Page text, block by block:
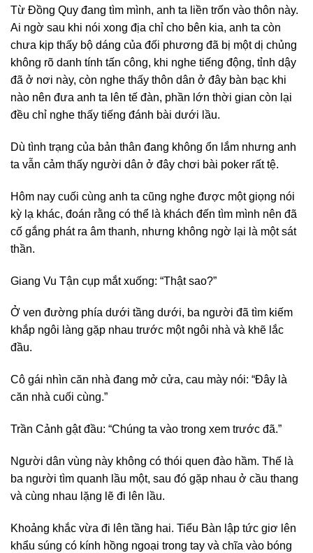
Từ Đồng Quy đang tìm mình, anh ta liền trốn vào thôn này.
Ai ngờ sau khi nói xong địa chỉ cho bên kia, anh ta còn
chưa kịp thấy bộ dáng của đối phương đã bị một dị chủng
không rõ danh tính tấn công, khi nghe tiếng động, tỉnh dậy
đã ở nơi này, còn nghe thấy thôn dân ở đây bàn bạc khi
nào nên đưa anh ta lên tế đàn, phần lớn thời gian còn lại
đều chỉ nghe thấy tiếng đánh bài dưới lầu.
Dù tình trạng của bản thân đang không ổn lắm nhưng anh
ta vẫn cảm thấy người dân ở đây chơi bài poker rất tệ.
Hôm nay cuối cùng anh ta cũng nghe được một giọng nói
kỳ lạ khác, đoán rằng có thể là khách đến tìm mình nên đã
cố gắng phát ra âm thanh, nhưng không ngờ lại là một sát
thần.
Giang Vu Tận cụp mắt xuống: “Thật sao?”
Ở ven đường phía dưới tầng dưới, ba người đã tìm kiếm
khắp ngôi làng gặp nhau trước một ngôi nhà và khẽ lắc
đầu.
Cô gái nhìn căn nhà đang mở cửa, cau mày nói: “Đây là
căn nhà cuối cùng.”
Trần Cảnh gật đầu: “Chúng ta vào trong xem trước đã.”
Người dân vùng này không có thói quen đào hầm. Thế là
ba người tìm quanh lầu một, sau đó gặp nhau ở cầu thang
và cùng nhau lặng lẽ đi lên lầu.
Khoảng khắc vừa đi lên tầng hai. Tiểu Bàn lập tức giơ lên
khẩu súng có kính hồng ngoại trong tay và chĩa vào bóng